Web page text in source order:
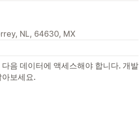
NL, 64630, MX
음 데이터에 액세스해야 합니다. 개발
보세요.